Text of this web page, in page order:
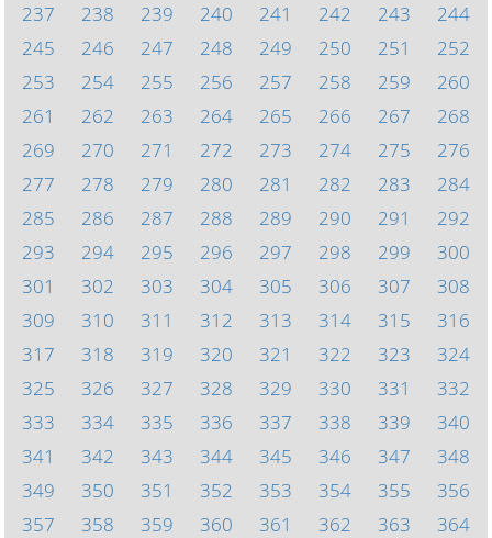
237
238 239 240 241 242 243
244
245
246 247 248 249 250 251
252
253
254 255 256 257 258 259
260
261
262 263 264 265 266 267
268
269
270 271 272 273 274 275
276
277
278 279 280 281 282 283
284
285
286 287 288 289 290 291
292
293
294 295 296 297 298 299
300
301
302 303 304 305 306 307
308
309
310 311 312 313 314 315
316
317
318 319 320 321 322 323
324
325
326 327 328 329 330 331
332
333
334 335 336 337 338 339
340
341
342 343 344 345 346 347
348
349
350 351 352 353 354 355
356
357
358 359 360 361 362 363 364